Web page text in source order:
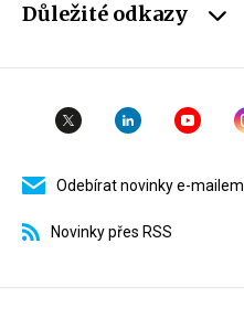
Důležité odkazy
Odebírat novinky e-mailem
Novinky přes RSS